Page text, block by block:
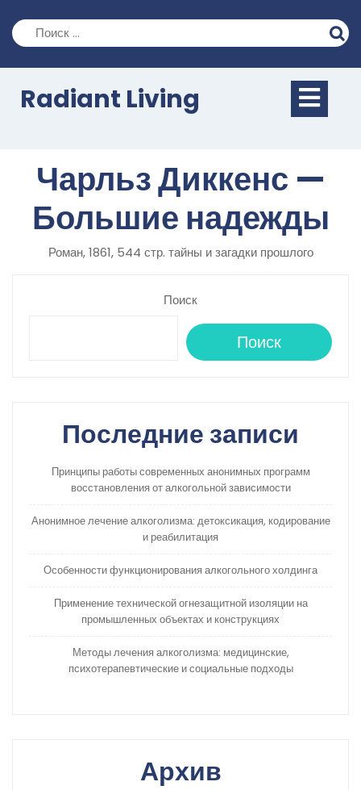
содержимому
Radiant Living
Чарльз Диккенс —
Большие надежды
Роман, 1861, 544 стр. тайны и загадки прошлого
Поиск
Поиск
Последние записи
Принципы работы современных анонимных программ
восстановления от алкогольной зависимости
Анонимное лечение алкоголизма: детоксикация, кодирование
и реабилитация
Особенности функционирования алкогольного холдинга
Применение технической огнезащитной изоляции на
промышленных объектах и конструкциях
Методы лечения алкоголизма: медицинские,
психотерапевтические и социальные подходы
Архив